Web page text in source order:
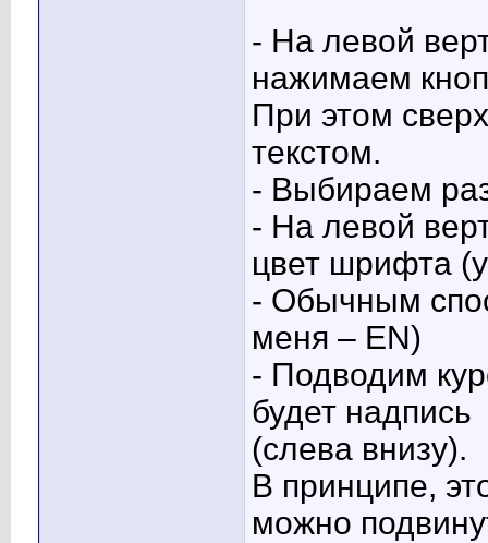
- На левой
нажимаем
При этом
текстом.
- Выбираем
- На левой
цвет шрифта
- Обычным
меня – EN)
- Подводим
будет надпись
(слева внизу).
В принципе,
можно